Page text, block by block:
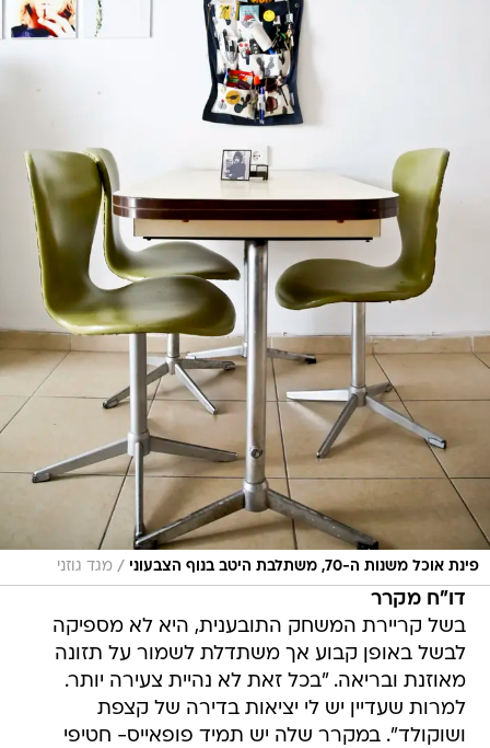
פינת אוכל משנות ה-70, משתלבת היטב בנוף הצבעוני / מגד גוזני
דו"ח מקרר
בשל קריירת המשחק התובענית, היא לא מספיקה
לבשל באופן קבוע אך משתדלת לשמור על תזונה
מאוזנת ובריאה. "בכל זאת לא נהיית צעירה יותר.
למרות שעדיין יש לי יציאות בדירה של קצפת
ושוקולד". במקרר שלה יש תמיד פופאייס- חטיפי